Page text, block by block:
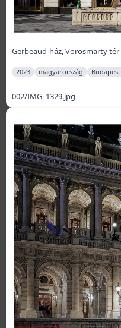
Gerbeaud-ház, Vörösmarty tér
2023 magyarország Budapest
002/IMG_1329.jpg